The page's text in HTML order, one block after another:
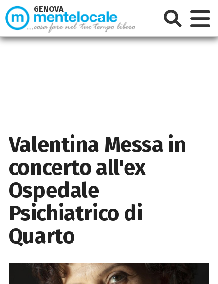
Valentina Messa in
concerto all'ex
Ospedale
Psichiatrico di
Quarto
GENOVA